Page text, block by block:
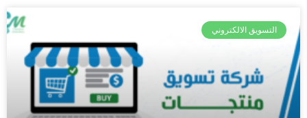
التسويق الالكتروني